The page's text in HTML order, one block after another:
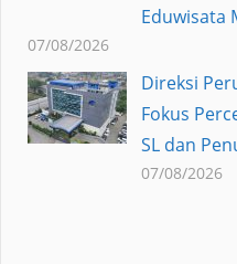
Eduwisata
07/08/2026
Direksi
Fokus
SL dan
07/08/2026